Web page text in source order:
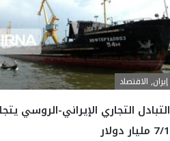
إيران, الاقتصاد
التبادل التجاري الإيراني-الروسي
7/1 مليار دولار